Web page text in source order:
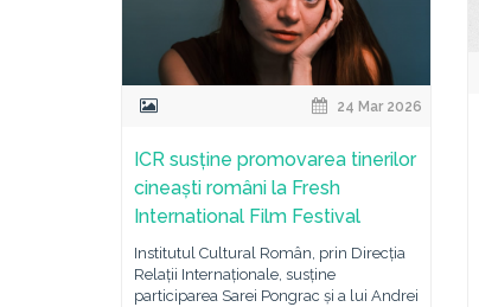
24 Mar 2026
ICR susține promovarea tinerilor
cineaști români la Fresh
International Film Festival
Institutul Cultural Român, prin Direcția
Relații Internaționale, susține
participarea Sarei Pongrac și a lui Andrei